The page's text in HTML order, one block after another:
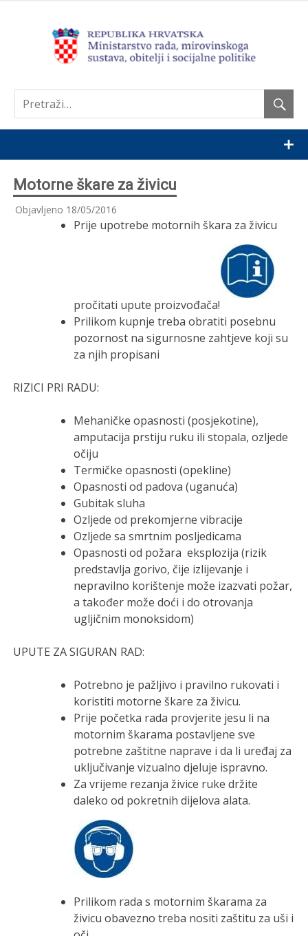
Motorne škare za živicu
Objavljeno 18/05/2016
Prije upotrebe motornih škara za živicu
pročitati upute proizvođača!
Prilikom kupnje treba obratiti posebnu
pozornost na sigurnosne zahtjeve koji su
za njih propisani
RIZICI PRI RADU:
Mehaničke opasnosti (posjekotine),
amputacija prstiju ruku ili stopala, ozljede
očiju
Termičke opasnosti (opekline)
Opasnosti od padova (uganuća)
Gubitak sluha
Ozljede od prekomjerne vibracije
Ozljede sa smrtnim posljedicama
Opasnosti od požara eksplozija (rizik
predstavlja gorivo, čije izlijevanje i
nepravilno korištenje može izazvati požar,
a također može doći i do otrovanja
ugljičnim monoksidom)
UPUTE ZA SIGURAN RAD:
Potrebno je pažljivo i pravilno rukovati i
koristiti motorne škare za živicu.
Prije početka rada provjerite jesu li na
motornim škarama postavljene sve
potrebne zaštitne naprave i da li uređaj za
uključivanje vizualno djeluje ispravno.
Za vrijeme rezanja živice ruke držite
daleko od pokretnih dijelova alata.
Prilikom rada s motornim škarama za
živicu obavezno treba nositi zaštitu za uši i